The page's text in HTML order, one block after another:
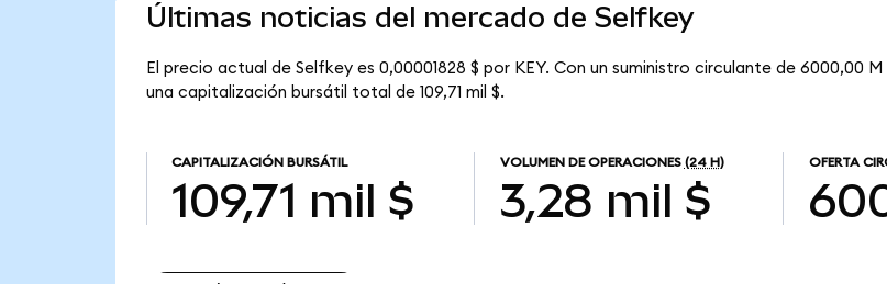
Últimas noticias del mercado de Selfkey
El precio actual de Selfkey es 0,00001828 $ por KEY. Con un suministro circulante de 6000,00
una capitalización bursátil total de 109,71 mil $.
CAPITALIZACIÓN BURSÁTIL
109,71 mil $
VOLUMEN DE OPERACIONES (24 H)
3,28 mil $
OFERTA